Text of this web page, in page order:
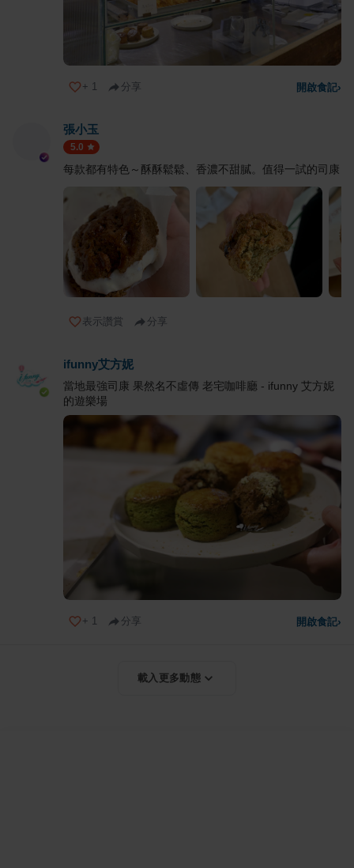
+ 1 分享 開啟食記›
張小玉
5.0
每款都有特色～酥酥鬆鬆、香濃不甜膩。值得一試的司康
表示讚賞 分享
ifunny艾方妮
當地最強司康 果然名不虛傳 老宅咖啡廳 - ifunny 艾方妮
的遊樂場
+ 1 分享 開啟食記›
載入更多動態